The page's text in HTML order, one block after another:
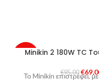
-27%
SOLD
Minikin 2 180W TC
€95,00 €
Το Minikin επιστρέφει,